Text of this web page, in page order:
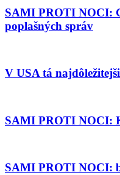
SAMI PROTI NOCI:
poplašných správ
V USA tá
SAMI PROTI NOCI:
SAMI PROTI NOCI: